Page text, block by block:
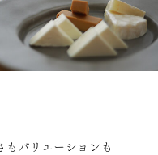
もバリエーションも